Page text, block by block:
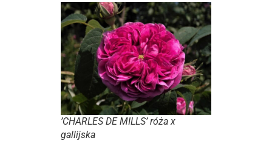
’CHARLES DE MILLS’ róża x
gallijska